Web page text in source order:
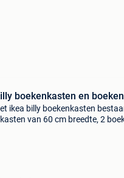
boekenkasten en
ikea billy boekenkasten
van 60 cm breedte, 2